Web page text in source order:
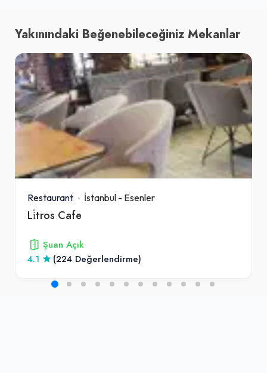
Yakınındaki Beğenebileceğiniz Mekanlar
Restaurant İstanbul - Esenler
Li̇tros Cafe
Şuan Açık
4.1
(224 Değerlendirme)